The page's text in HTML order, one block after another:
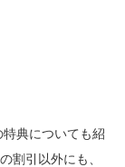
典についても紹
割引以外にも、